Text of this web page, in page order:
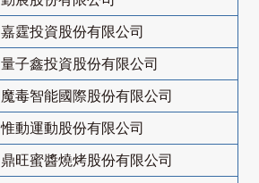
嘉霆投資股份有限公司
量子鑫投資股份有限公司
魔毒智能國際股份有限公司
惟動運動股份有限公司
鼎旺蜜醬燒烤股份有限公司